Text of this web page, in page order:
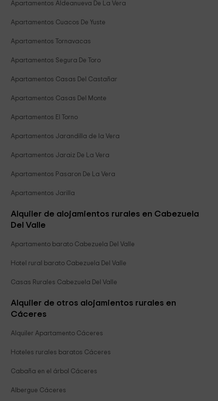
Apartamentos Aldeanueva De La Vera
Apartamentos Cuacos De Yuste
Apartamentos Tornavacas
Apartamentos Segura De Toro
Apartamentos Casas Del Castañar
Apartamentos Casas Del Monte
Apartamentos El Torno
Apartamentos Jarandilla de la Vera
Apartamentos Jaraiz De La Vera
Apartamentos Pasaron De La Vera
Apartamentos Jarilla
Alquiler de alojamientos rurales en Cabezuela
Del Valle
Apartamento barato Cabezuela Del Valle
Hotel rural barato Cabezuela Del Valle
Casas Rurales Cabezuela Del Valle
Alquiler de otros alojamientos rurales en
Cáceres
Alquiler Apartamento Cáceres
Hoteles rurales baratos Cáceres
Cabaña en el árbol Cáceres
Albergue Cáceres